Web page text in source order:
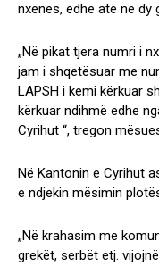
nxënës, edhe atë në dy
„Në pikat tjera numri i
jam i shqetësuar me
LAPSH i kemi kërkuar
kërkuar ndihmë edhe
Cyrihut “, tregon
Në Kantonin e Cyrihut
e ndjekin mësimin
„Në krahasim me
grekët, serbët etj.